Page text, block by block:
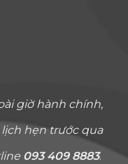
giờ hành chính,
lịch hẹn trước qua
093 409 8883.